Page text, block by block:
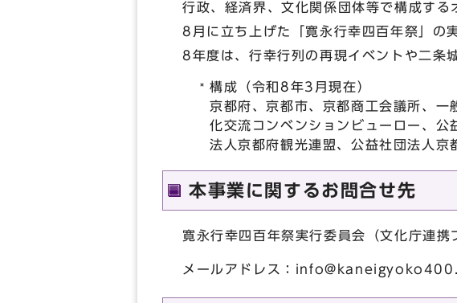
行政、経済界、文化関係団体等で構成す
8月に立ち上げた「寛永行幸四百年祭」の
8年度は、行幸行列の再現イベントや二条
構成（令和8年3月現在）
京都府、京都市、京都商工会議所、
化交流コンベンションビューロー、公
法人京都府観光連盟、公益社団法人
本事業に関するお問合せ先
寛永行幸四百年祭実行委員会（文化庁連携
メールアドレス：